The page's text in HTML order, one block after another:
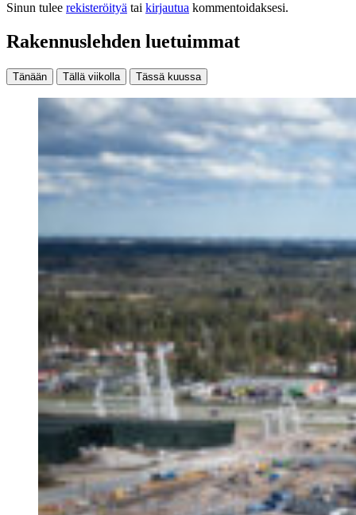
Sinun tulee rekisteröityä tai kirjautua kommentoidaksesi.
Rakennuslehden luetuimmat
Tänään Tällä viikolla Tässä kuussa